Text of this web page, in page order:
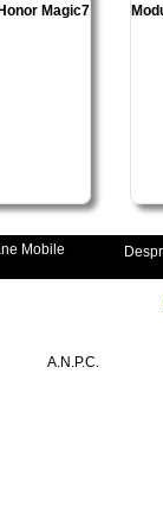
Magic7
Mobile
A.N.P.C.